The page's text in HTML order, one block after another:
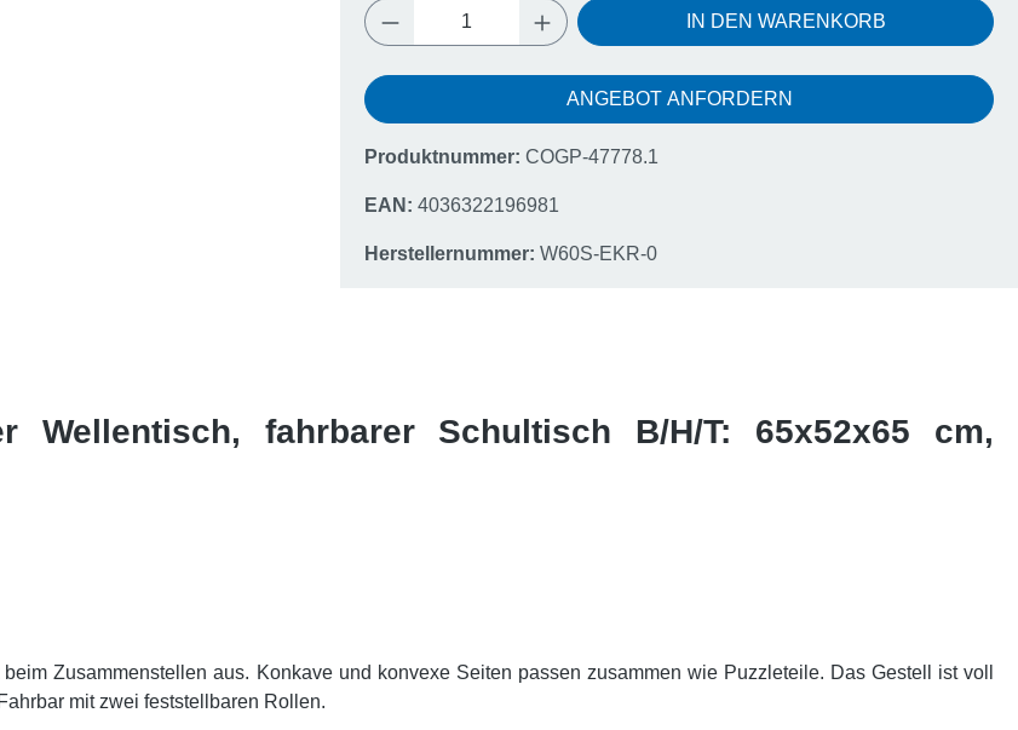
Produkt Anzahl: Gib den gewünschten Wert ein
IN DEN WARENKORB
ANGEBOT ANFORDERN
Produktnummer: COGP-47778.1
EAN: 4036322196981
Herstellernummer: W60S-EKR-0
Wellentisch, fahrbarer Schultisch B/H/T: 65x52x65 cm,
Zusammenstellen aus. Konkave und konvexe Seiten passen zusammen wie Puzzleteile. Das Gestell ist voll
mit zwei feststellbaren Rollen.